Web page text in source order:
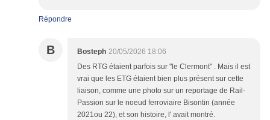
Répondre
B Bosteph 20/05/2026 18:06
Des RTG étaient parfois sur "le Clermont" . Mais il est
vrai que les ETG étaient bien plus présent sur cette
liaison, comme une photo sur un reportage de Rail-
Passion sur le noeud ferroviaire Bisontin (année
2021ou 22), et son histoire, l' avait montré.